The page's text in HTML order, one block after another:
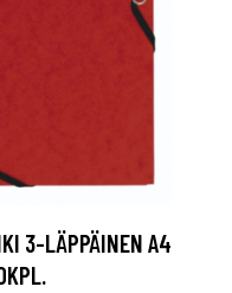
3-LÄPPÄINEN A4